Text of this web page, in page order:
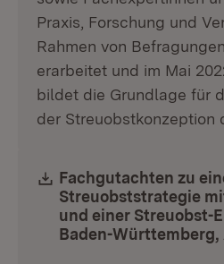
Praxis, Forschung und
Rahmen von
erarbeitet und im Mai
bildet die Grundlage für
der Streuobstkonzeption
Download:
Fachgutachten zu
Streuobststrategie
und einer Streuobst-
Baden-Württemberg,